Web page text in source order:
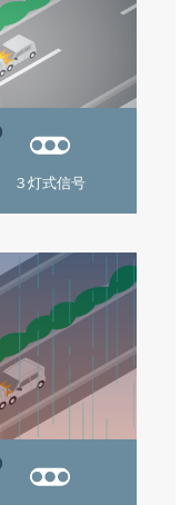
３灯式信号